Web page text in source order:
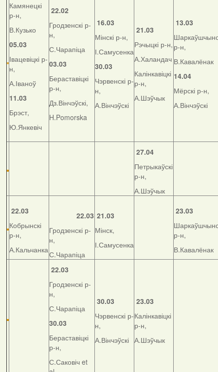
Камянецкі
р-н,
В.Кузько
05.03
Івацевіцкі р-
н,
А.Іваноў
11.03
Брэст,
Ю.Янкевіч
22.02
Гродзенскі р-
н,
С.Чарапіца
03.03
Бераставіцкі
р-н,
Дз.Вінчэўскі,
H.Pomorska
16.03
Мінскі р-н,
І.Самусенка
30.03
Чэрвенскі р-
н,
А.Вінчэўскі
21.03
Рэчыцкі р-н,
А.Халандач
Калінкавіцкі
р-н,
А.Шэўчык
13.03
р-н,
В.Кавалёнак
14.04
Мёрскі р-н,
А.Вінчэўскі
27.04
Петрыкаўскі
р-н,
А.Шэўчык
22.03
Кобрынскі
р-н,
А.Кальчанка
22.03
Гродзенскі р-
н,
С.Чарапіца
21.03
Мінск,
І.Самусенка
23.03
р-н,
В.Кавалёнак
22.03
Гродзенскі р-
н,
С.Чарапіца
30.03
Бераставіцкі
р-н,
С.Саковіч et
30.03
Чэрвенскі р-
н,
А.Вінчэўскі
23.03
Калінкавіцкі
р-н,
А.Шэўчык